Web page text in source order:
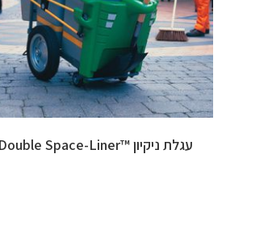
עגלת ניקיון ™Double Space-Liner